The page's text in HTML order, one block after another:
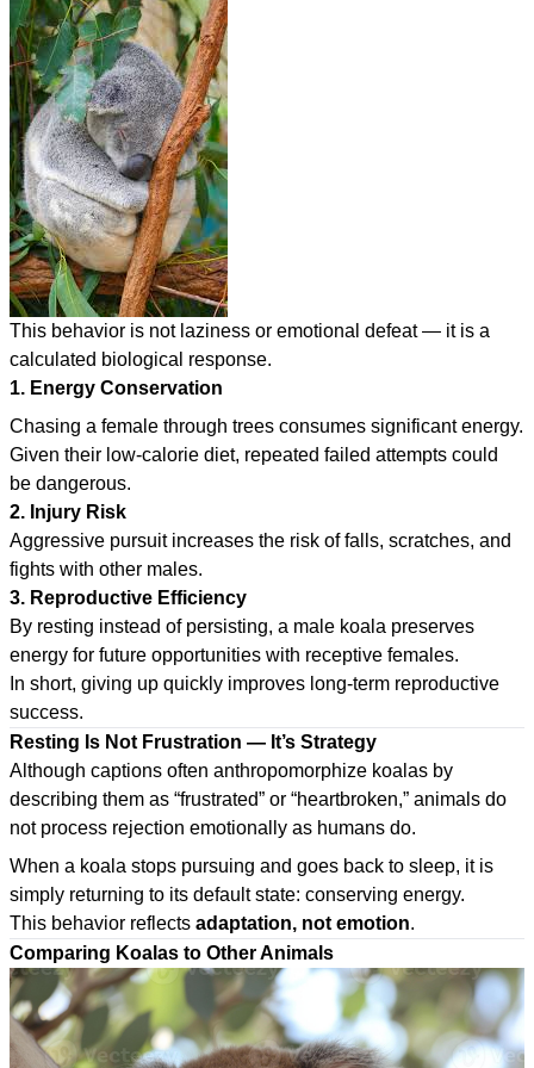
This behavior is not laziness or emotional defeat — it is a
calculated biological response.
1. Energy Conservation
Chasing a female through trees consumes significant energy.
Given their low-calorie diet, repeated failed attempts could
be dangerous.
2. Injury Risk
Aggressive pursuit increases the risk of falls, scratches, and
fights with other males.
3. Reproductive Efficiency
By resting instead of persisting, a male koala preserves
energy for future opportunities with receptive females.
In short, giving up quickly improves long-term reproductive
success.
Resting Is Not Frustration — It’s Strategy
Although captions often anthropomorphize koalas by
describing them as “frustrated” or “heartbroken,” animals do
not process rejection emotionally as humans do.
When a koala stops pursuing and goes back to sleep, it is
simply returning to its default state: conserving energy.
This behavior reflects adaptation, not emotion.
Comparing Koalas to Other Animals